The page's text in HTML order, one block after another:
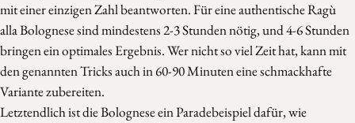
mit einer einzigen Zahl beantworten. Für eine authentische Ragù
alla Bolognese sind mindestens 2-3 Stunden nötig, und 4-6 Stunden
bringen ein optimales Ergebnis. Wer nicht so viel Zeit hat, kann mit
den genannten Tricks auch in 60-90 Minuten eine schmackhafte
Variante zubereiten.
Letztendlich ist die Bolognese ein Paradebeispiel dafür, wie